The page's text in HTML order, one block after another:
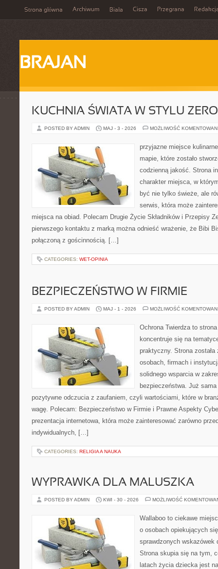
Strona główna Archiwum Biała Cisza Przegrana
BRAJAN
KUCHNIA ŚWIATA W STYLU
POSTED BY ADMIN MAJ - 3 - 2026 MOŻLIWOŚĆ
przyjazne miejsce
mapie, które zostało
codzienną jakość. Strona
charakter miejsca, w
być nie tylko świeże, ale
serwis, która może
miejsca na obiad. Polecam Drugie Życie Składników i Przepisy
pierwszego kontaktu z marką można odnieść wrażenie, że Bibi
połączoną z gościnnością. […]
CATEGORIES: WET-OPINIA
BEZPIECZEŃSTWO W FIRMIE
POSTED BY ADMIN MAJ - 1 - 2026 MOŻLIWOŚĆ
Ochrona Twierdza to
koncentruje się na
praktyczny. Strona
osobach, firmach i
solidnego wsparcia w
bezpieczeństwa. Już
pozytywne odczucia z zaufaniem, czyli wartościami, które w
wagę. Polecam: Bezpieczeństwo w Firmie i Prawne Aspekty
prezentacja internetowa, która może zainteresować zarówno
indywidualnych, […]
CATEGORIES: RELIGIA A NAUKA
WYPRAWKA DLA MALUSZKA
POSTED BY ADMIN KWI - 30 - 2026 MOŻLIWOŚĆ
Wallaboo to ciekawe
o osobach opiekujących
sprawdzonych wskazówek
Strona skupia się na tym,
latach życia dziecka jest